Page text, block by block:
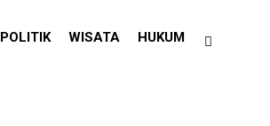
POLITIK WISATA HUKUM